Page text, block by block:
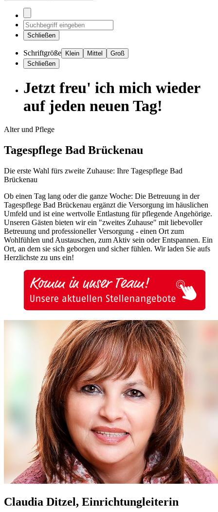
Schließen
Schriftgröße Klein Mittel
Groß
Schließen
Jetzt freu' ich mich wieder
auf jeden neuen Tag!
Alter und Pflege
Tagespflege Bad Brückenau
Die erste Wahl fürs zweite Zuhause: Ihre Tagespflege Bad
Brückenau
Ob einen Tag lang oder die ganze Woche: Die Betreuung in der
Tagespflege Bad Brückenau ergänzt die Versorgung im häuslichen
Umfeld und ist eine wertvolle Entlastung für pflegende Angehörige.
Unseren Gästen bieten wir ein "zweites Zuhause" mit liebevoller
Betreuung und professioneller Versorgung - einen Ort zum
Wohlfühlen und Austauschen, zum Aktiv sein oder Entspannen. Ein
Ort, an dem sie sich geborgen und sicher fühlen. Wir laden Sie aufs
Herzlichste zu uns ein!
Claudia Ditzel, Einrichtungleiterin